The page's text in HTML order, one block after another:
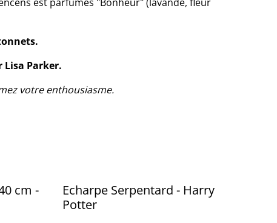
Lisa Parker.
votre enthousiasme.
cm -
Echarpe Serpentard - Harry
Potter